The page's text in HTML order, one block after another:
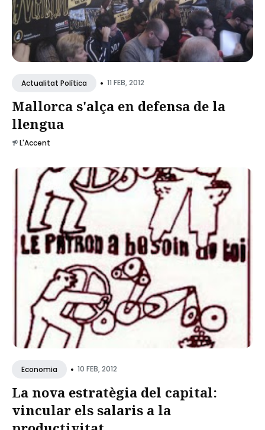
Actualitat Política • 11 FEB, 2012
Mallorca s'alça en defensa de la
llengua
L'Accent
Economia • 10 FEB, 2012
La nova estratègia del capital:
vincular els salaris a la